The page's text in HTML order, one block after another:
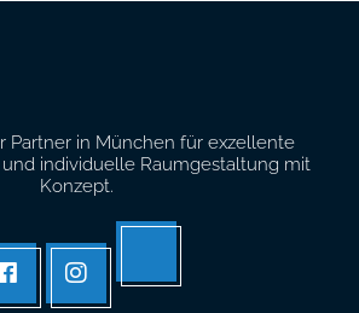
Partner in München für exzellente
individuelle Raumgestaltung mit
Konzept.
facebookInstagram